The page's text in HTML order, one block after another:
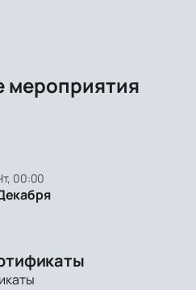
чт, 00:00